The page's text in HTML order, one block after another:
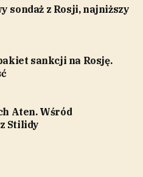
sondaż z Rosji, najniższy
sankcji na Rosję.
Aten. Wśród
Stilidy